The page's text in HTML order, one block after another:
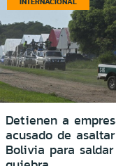
Detienen a
acusado de
Bolivia para